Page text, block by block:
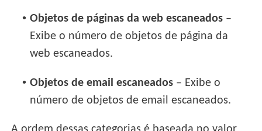
• Objetos de páginas da web escaneados –
Exibe o número de objetos de página da
web escaneados.
• Objetos de email escaneados – Exibe o
número de objetos de email escaneados.